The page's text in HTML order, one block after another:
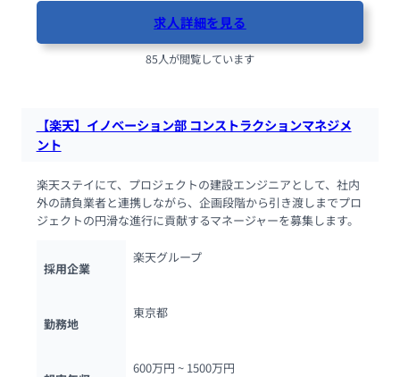
求人詳細を見る
85人が閲覧しています
【楽天】イノベーション部 コンストラクションマネジメ
ント
楽天ステイにて、プロジェクトの建設エンジニアとして、社内
外の請負業者と連携しながら、企画段階から引き渡しまでプロ
ジェクトの円滑な進行に貢献するマネージャーを募集します。
採用企業
楽天グループ
勤務地
東京都
600万円 ~ 1500万円